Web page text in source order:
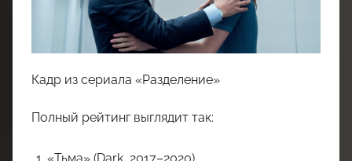
Кадр из сериала «Разделение»
Полный рейтинг выглядит так:
«Тьма» (Dark, 2017–2020).